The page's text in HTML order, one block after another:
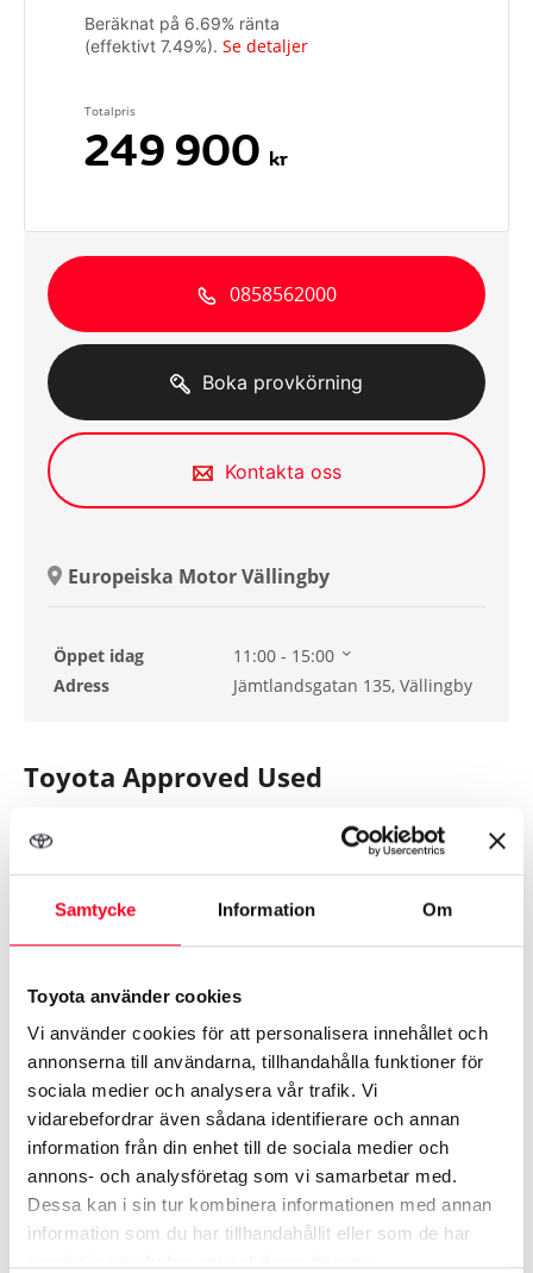
Samtycke Information Om
Toyota använder cookies
Vi använder cookies för att personalisera innehållet och
annonserna till användarna, tillhandahålla funktioner för
sociala medier och analysera vår trafik. Vi
vidarebefordrar även sådana identifierare och annan
information från din enhet till de sociala medier och
annons- och analysföretag som vi samarbetar med.
Dessa kan i sin tur kombinera informationen med annan
information som du har tillhandahållit eller som de har
Beräknat på 6.69% ränta
(effektivt 7.49%). Se detaljer
Totalpris
249 900 kr
0858562000
Boka provkörning
Kontakta oss
Europeiska Motor Vällingby
Öppet idag
11:00 - 15:00
Söndag
11:00 - 15:00
Torsdag
Adress Jämtlandsgatan 135, Vällingby
Toyota Approved Used
När du köper en begagnad bil hos oss får du ett av
marknadens absolut bästa kundtrygghetspaket. Med
Toyota Approved Used är bilen noggrant
kvalitetskontrollerad på 145 punkter. Dessutom ingår
Begagnat har aldrig känts så nytt!
Läs mer om Approved Used
Visa mer ›
Utrustning
5 stjärnor i Euro NCAP